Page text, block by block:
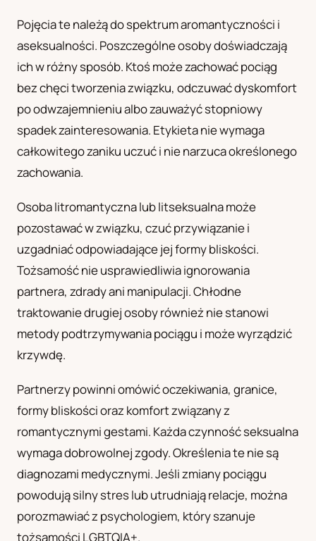
Pojęcia te należą do spektrum aromantyczności i
aseksualności. Poszczególne osoby doświadczają
ich w różny sposób. Ktoś może zachować pociąg
bez chęci tworzenia związku, odczuwać dyskomfort
po odwzajemnieniu albo zauważyć stopniowy
spadek zainteresowania. Etykieta nie wymaga
całkowitego zaniku uczuć i nie narzuca określonego
zachowania.
Osoba litromantyczna lub litseksualna może
pozostawać w związku, czuć przywiązanie i
uzgadniać odpowiadające jej formy bliskości.
Tożsamość nie usprawiedliwia ignorowania
partnera, zdrady ani manipulacji. Chłodne
traktowanie drugiej osoby również nie stanowi
metody podtrzymywania pociągu i może wyrządzić
krzywdę.
Partnerzy powinni omówić oczekiwania, granice,
formy bliskości oraz komfort związany z
romantycznymi gestami. Każda czynność seksualna
wymaga dobrowolnej zgody. Określenia te nie są
diagnozami medycznymi. Jeśli zmiany pociągu
powodują silny stres lub utrudniają relacje, można
porozmawiać z psychologiem, który szanuje
tożsamości LGBTQIA+.